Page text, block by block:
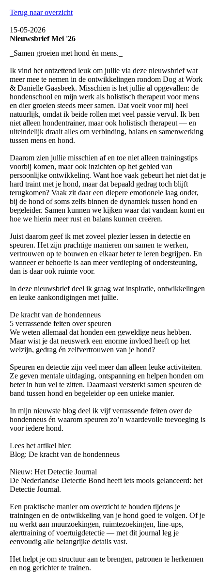
Terug naar overzicht
15-05-2026
Nieuwsbrief Mei '26
_Samen groeien met hond én mens._
Ik vind het ontzettend leuk om jullie via deze nieuwsbrief wat
meer mee te nemen in de ontwikkelingen rondom Dog at Work
& Danielle Gaasbeek. Misschien is het jullie al opgevallen: de
hondenschool en mijn werk als holistisch therapeut voor mens
en dier groeien steeds meer samen. Dat voelt voor mij heel
natuurlijk, omdat ik beide rollen met veel passie vervul. Ik ben
niet alleen hondentrainer, maar ook holistisch therapeut — en
uiteindelijk draait alles om verbinding, balans en samenwerking
tussen mens en hond.
Daarom zien jullie misschien af en toe niet alleen trainingstips
voorbij komen, maar ook inzichten op het gebied van
persoonlijke ontwikkeling. Want hoe vaak gebeurt het niet dat je
hard traint met je hond, maar dat bepaald gedrag toch blijft
terugkomen? Vaak zit daar een diepere emotionele laag onder,
bij de hond of soms zelfs binnen de dynamiek tussen hond en
begeleider. Samen kunnen we kijken waar dat vandaan komt en
hoe we hierin meer rust en balans kunnen creëren.
Juist daarom geef ik met zoveel plezier lessen in detectie en
speuren. Het zijn prachtige manieren om samen te werken,
vertrouwen op te bouwen en elkaar beter te leren begrijpen. En
wanneer er behoefte is aan meer verdieping of ondersteuning,
dan is daar ook ruimte voor.
In deze nieuwsbrief deel ik graag wat inspiratie, ontwikkelingen
en leuke aankondigingen met jullie.
De kracht van de hondenneus
5 verrassende feiten over speuren
We weten allemaal dat honden een geweldige neus hebben.
Maar wist je dat neuswerk een enorme invloed heeft op het
welzijn, gedrag én zelfvertrouwen van je hond?
Speuren en detectie zijn veel meer dan alleen leuke activiteiten.
Ze geven mentale uitdaging, ontspanning en helpen honden om
beter in hun vel te zitten. Daarnaast versterkt samen speuren de
band tussen hond en begeleider op een unieke manier.
In mijn nieuwste blog deel ik vijf verrassende feiten over de
hondenneus én waarom speuren zo’n waardevolle toevoeging is
voor iedere hond.
Lees het artikel hier:
Blog: De kracht van de hondenneus
Nieuw: Het Detectie Journal
De Nederlandse Detectie Bond heeft iets moois gelanceerd: het
Detectie Journal.
Een praktische manier om overzicht te houden tijdens je
trainingen en de ontwikkeling van je hond goed te volgen. Of je
nu werkt aan muurzoekingen, ruimtezoekingen, line-ups,
alerttraining of voertuigdetectie — met dit journal leg je
eenvoudig alle belangrijke details vast.
Het helpt je om structuur aan te brengen, patronen te herkennen
en nog gerichter te trainen.